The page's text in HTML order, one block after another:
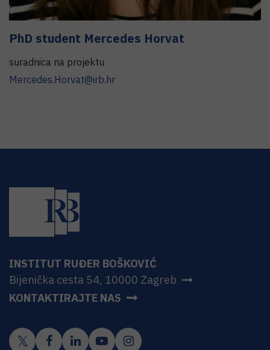
PhD student Mercedes Horvat
suradnica na projektu
Mercedes.Horvat@irb.hr
INSTITUT RUĐER BOŠKOVIĆ
Bijenička cesta 54, 10000 Zagreb
KONTAKTIRAJTE NAS